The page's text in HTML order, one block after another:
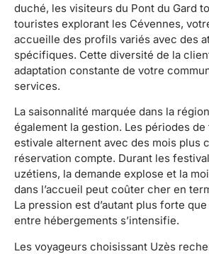
duché, les visiteurs du Pont du Gard
touristes explorant les Cévennes,
accueille des profils variés avec des
spécifiques. Cette diversité de la
adaptation constante de votre
services.
La saisonnalité marquée dans la
également la gestion. Les périodes
estivale alternent avec des mois plus
réservation compte. Durant les
uzétiens, la demande explose et la
dans l’accueil peut coûter cher en
La pression est d’autant plus forte
entre hébergements s’intensifie.
Les voyageurs choisissant Uzès